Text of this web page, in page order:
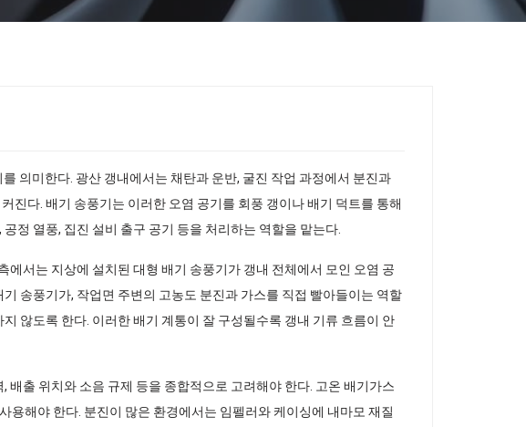
의미한다. 광산 갱내에서는 채탄과 운반, 굴진 작업 과정에서 분진과
진다. 배기 송풍기는 이러한 오염 공기를 회풍 갱이나 배기 덕트를 통해
정 열풍, 집진 설비 출구 공기 등을 처리하는 역할을 맡는다.
서는 지상에 설치된 대형 배기 송풍기가 갱내 전체에서 모인 오염 공
송풍기가, 작업면 주변의 고농도 분진과 가스를 직접 빨아들이는 역할
않도록 한다. 이러한 배기 계통이 잘 구성될수록 갱내 기류 흐름이 안
배출 위치와 소음 규제 등을 종합적으로 고려해야 한다. 고온 배기가스
해야 한다. 분진이 많은 환경에서는 임펠러와 케이싱에 내마모 재질